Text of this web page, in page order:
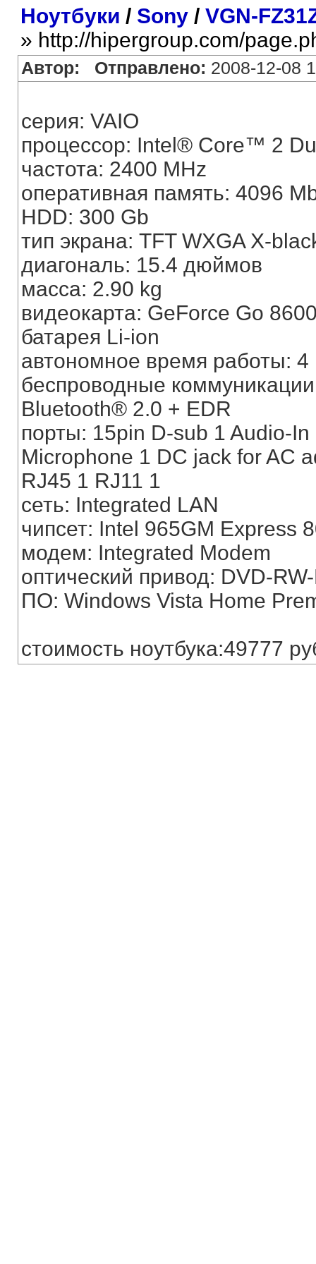
Ноутбуки / Sony/ VGN-
» http://hipergroup.com/
Автор: Отправлено: 2008-12-08
серия: VAIO
процессор: Intel® Core™ 2
частота: 2400 MHz
оперативная память: 4096
HDD: 300 Gb
тип экрана: TFT WXGA X-
диагональ: 15.4 дюймов
масса: 2.90 kg
видеокарта: GeForce Go
батарея Li-ion
автономное время работы: 4
беспроводные
Bluetooth® 2.0 + EDR
порты: 15pin D-sub 1 Audio-
Microphone 1 DC jack for AC
RJ45 1 RJ11 1
сеть: Integrated LAN
чипсет: Intel 965GM Express
модем: Integrated Modem
оптический привод: DVD-
ПО: Windows Vista Home
стоимость ноутбука:49777